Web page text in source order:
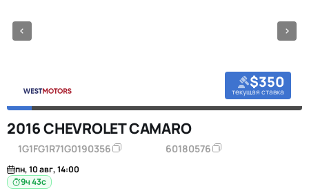
$350
текущая ставка
2016 CHEVROLET CAMARO
1G1FG1R71G0190356 60180576
пн, 10 авг, 14:00
9ч 42с